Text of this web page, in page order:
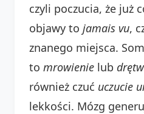
czyli poczucia, że już
objawy to jamais vu,
znanego miejsca.
to mrowienie lub
również czuć uczucie
lekkości. Mózg